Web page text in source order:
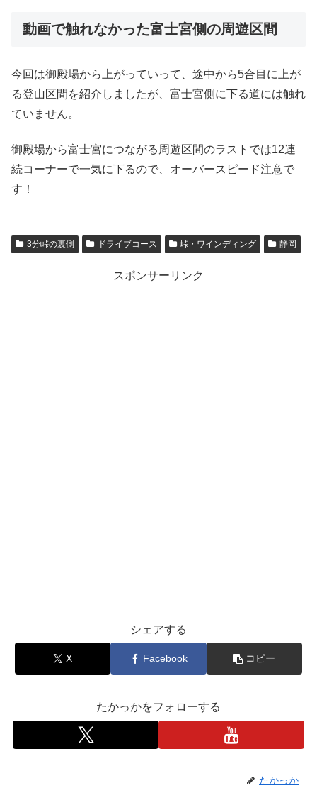
動画で触れなかった富士宮側の周遊区間
今回は御殿場から上がっていって、途中から5合目に上が
る登山区間を紹介しましたが、富士宮側に下る道には触れ
ていません。
御殿場から富士宮につながる周遊区間のラストでは12連
続コーナーで一気に下るので、オーバースピード注意で
す！
3分峠の裏側 ドライブコース 峠・ワインディング 静岡
スポンサーリンク
シェアする
X Facebook コピー
たかっかをフォローする
たかっか